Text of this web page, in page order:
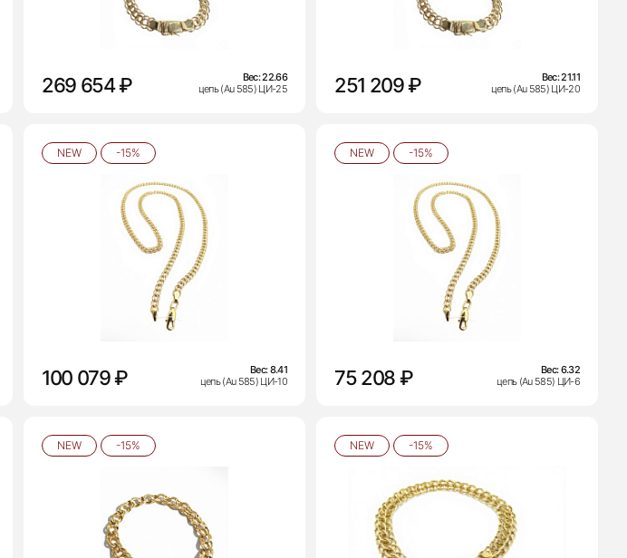
269 654 ₽ Вес:22.66
цепь (Au 585) ЦИ-25
251 209 ₽ Вес:21.11
цепь (Au 585) ЦИ-20
NEW -15%
100 079 ₽ Вес:8.41
цепь (Au 585) ЦИ-10
NEW -15%
75 208 ₽ Вес:6.32
цепь (Au 585) ЦИ-6
NEW -15% NEW -15%